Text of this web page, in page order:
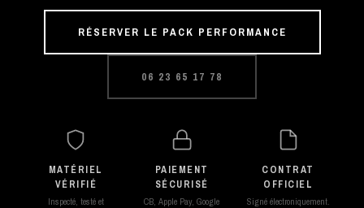
RÉSERVER LE PACK PERFORMANCE
06 23 65 17 78
MATÉRIEL
VÉRIFIÉ
Inspecté, testé et
PAIEMENT
SÉCURISÉ
CB, Apple Pay, Google
CONTRAT
OFFICIEL
Signé électroniquement.